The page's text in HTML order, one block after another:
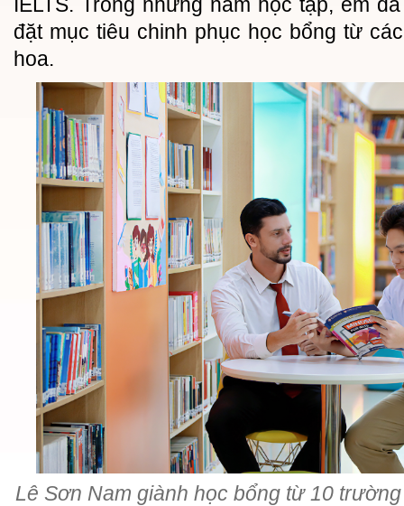
IELTS. Trong những năm học tập, em
đặt mục tiêu chinh phục học bổng từ
hoa.
Lê Sơn Nam giành học bổng từ 10